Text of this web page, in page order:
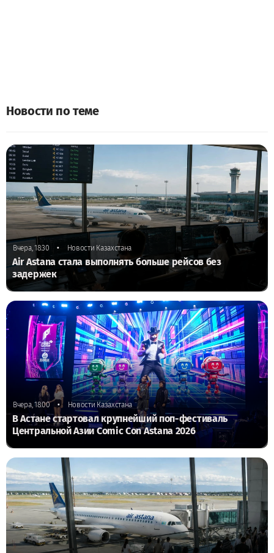
Новости по теме
Вчера, 18:30 • Новости Казахстана
Air Astana стала выполнять больше рейсов без
задержек
Вчера, 18:00 • Новости Казахстана
В Астане стартовал крупнейший поп-фестиваль
Центральной Азии Comic Con Astana 2026